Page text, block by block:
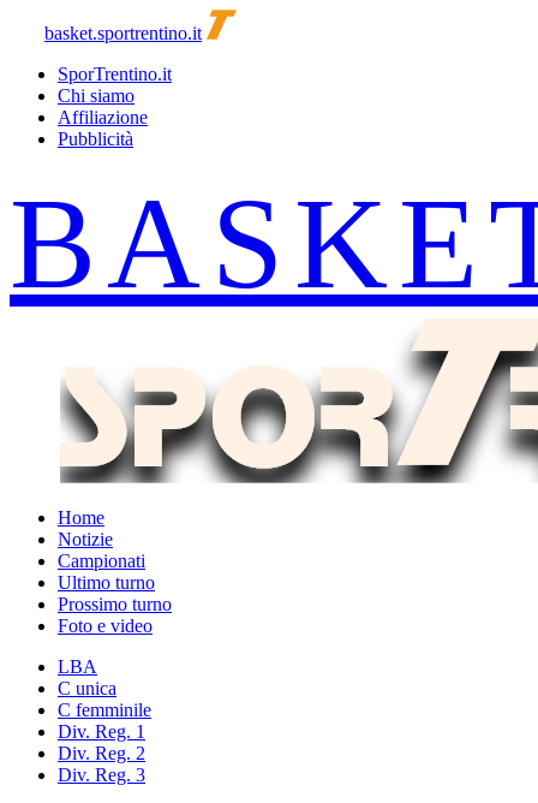
basket.sportrentino.it
SporTrentino.it
Chi siamo
Affiliazione
Pubblicità
Home
Notizie
Campionati
Ultimo turno
Prossimo turno
Foto e video
LBA
C unica
C femminile
Div. Reg. 1
Div. Reg. 2
Div. Reg. 3